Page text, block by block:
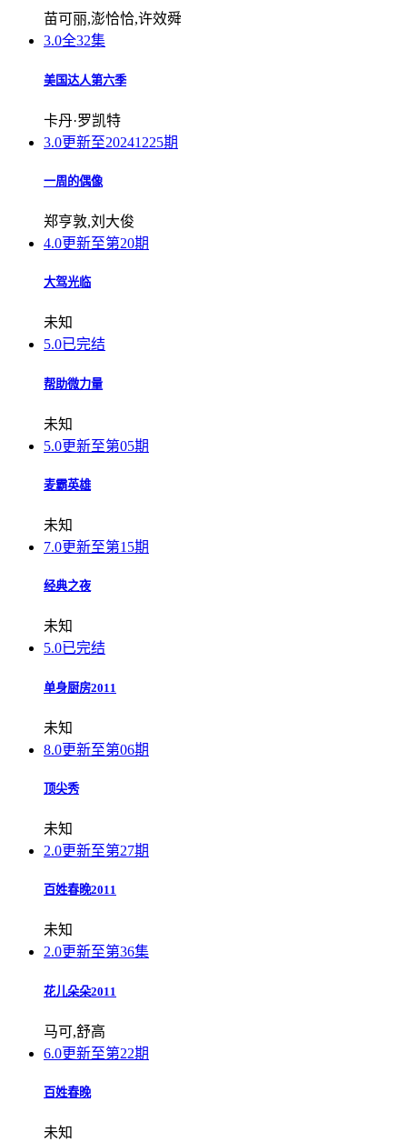
苗可丽,澎恰恰,许效舜
3.0全32集
美国达人第六季
卡丹·罗凯特
3.0更新至20241225期
一周的偶像
郑亨敦,刘大俊
4.0更新至第20期
大驾光临
未知
5.0已完结
帮助微力量
未知
5.0更新至第05期
麦霸英雄
未知
7.0更新至第15期
经典之夜
未知
5.0已完结
单身厨房2011
未知
8.0更新至第06期
顶尖秀
未知
2.0更新至第27期
百姓春晚2011
未知
2.0更新至第36集
花儿朵朵2011
马可,舒高
6.0更新至第22期
百姓春晚
未知